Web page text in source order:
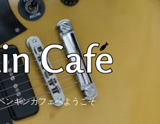
ンギンカフェへようこそ